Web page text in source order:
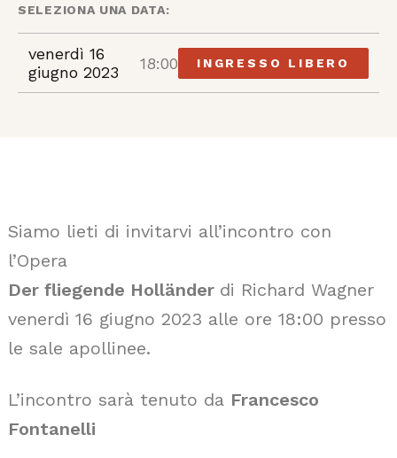
SELEZIONA UNA DATA:
venerdì 16
giugno 2023
18:00 INGRESSO LIBERO
Siamo lieti di invitarvi all’incontro con
l’Opera
Der fliegende Holländer di Richard Wagner
venerdì 16 giugno 2023 alle ore 18:00 presso
le sale apollinee.
L’incontro sarà tenuto da Francesco
Fontanelli